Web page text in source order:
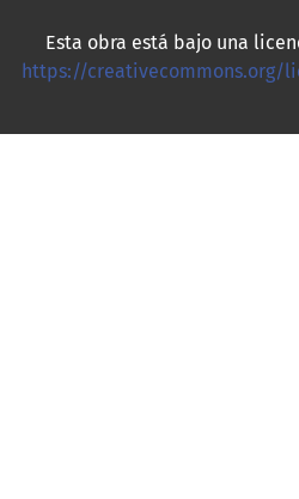
Esta obra está bajo una
https://creativecommons.org/